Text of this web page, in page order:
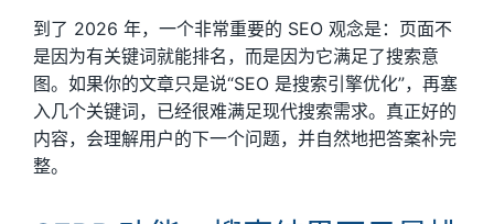
到了 2026 年，一个非常重要的 SEO 观念是：页面不
是因为有关键词就能排名，而是因为它满足了搜索意
图。如果你的文章只是说“SEO 是搜索引擎优化”，再塞
入几个关键词，已经很难满足现代搜索需求。真正好的
内容，会理解用户的下一个问题，并自然地把答案补完
整。